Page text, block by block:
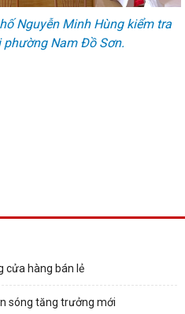
Nguyễn Minh Hùng kiểm tra
Nam Đồ Sơn.
cửa hàng bán lẻ
sóng tăng trưởng mới